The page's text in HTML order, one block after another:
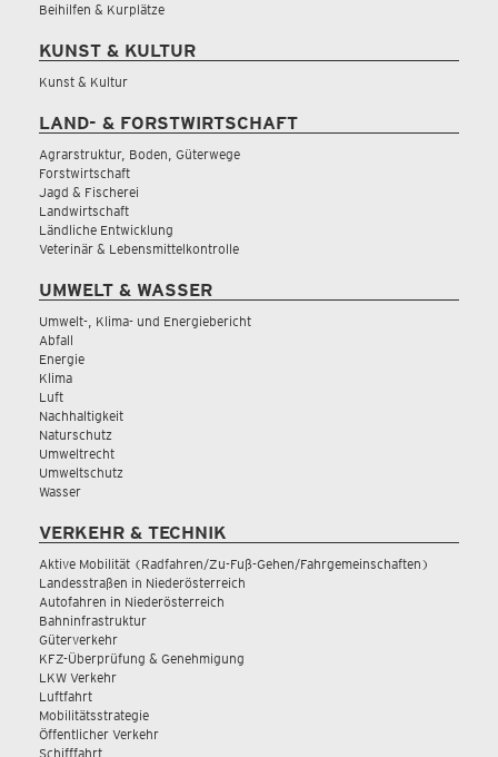
Beihilfen & Kurplätze
KUNST & KULTUR
Kunst & Kultur
LAND- & FORSTWIRTSCHAFT
Agrarstruktur, Boden, Güterwege
Forstwirtschaft
Jagd & Fischerei
Landwirtschaft
Ländliche Entwicklung
Veterinär & Lebensmittelkontrolle
UMWELT & WASSER
Umwelt-, Klima- und Energiebericht
Abfall
Energie
Klima
Luft
Nachhaltigkeit
Naturschutz
Umweltrecht
Umweltschutz
Wasser
VERKEHR & TECHNIK
Aktive Mobilität (Radfahren/Zu-Fuß-Gehen/Fahrgemeinschaften)
Landesstraßen in Niederösterreich
Autofahren in Niederösterreich
Bahninfrastruktur
Güterverkehr
KFZ-Überprüfung & Genehmigung
LKW Verkehr
Luftfahrt
Mobilitätsstrategie
Öffentlicher Verkehr
Schifffahrt